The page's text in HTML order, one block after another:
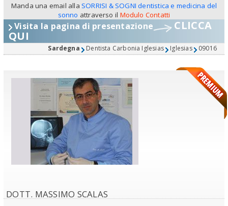
Manda una email alla SORRISI & SOGNI dentistica e medicina del
sonno attraverso il Modulo Contatti
Visita la pagina di presentazione CLICCA
QUI
Sardegna Dentista Carbonia Iglesias Iglesias 09016
DOTT. MASSIMO SCALAS